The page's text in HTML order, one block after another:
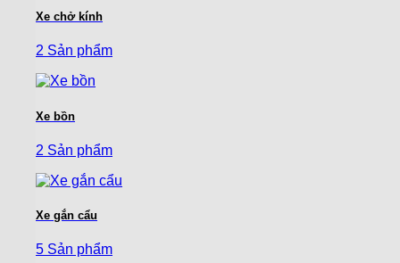
Xe chở kính
2 Sản phẩm
Xe bồn
2 Sản phẩm
Xe gắn cẩu
5 Sản phẩm